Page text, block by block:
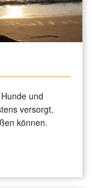
und
versorgt,
können.